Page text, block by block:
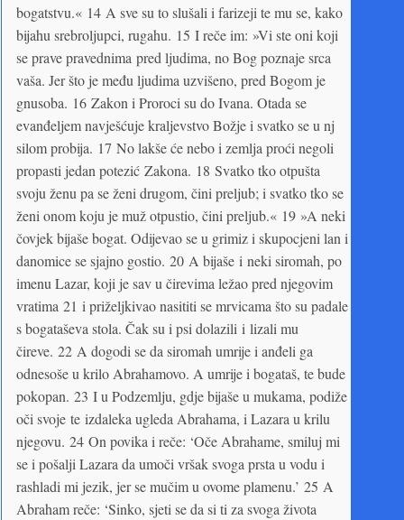
bogatstvu.« 14 A sve su to slušali i farizeji te mu se, kako
bijahu srebroljupci, rugahu. 15 I reče im: »Vi ste oni koji
se prave pravednima pred ljudima, no Bog poznaje srca
vaša. Jer što je među ljudima uzvišeno, pred Bogom je
gnusoba. 16 Zakon i Proroci su do Ivana. Otada se
evanđeljem navješćuje kraljevstvo Božje i svatko se u nj
silom probija. 17 No lakše će nebo i zemlja proći negoli
propasti jedan potezić Zakona. 18 Svatko tko otpušta
svoju ženu pa se ženi drugom, čini preljub; i svatko tko se
ženi onom koju je muž otpustio, čini preljub.« 19 »A neki
čovjek bijaše bogat. Odijevao se u grimiz i skupocjeni lan i
danomice se sjajno gostio. 20 A bijaše i neki siromah, po
imenu Lazar, koji je sav u čirevima ležao pred njegovim
vratima 21 i priželjkivao nasititi se mrvicama što su padale
s bogataševa stola. Čak su i psi dolazili i lizali mu
čireve. 22 A dogodi se da siromah umrije i anđeli ga
odnesoše u krilo Abrahamovo. A umrije i bogataš, te bude
pokopan. 23 I u Podzemlju, gdje bijaše u mukama, podiže
oči svoje te izdaleka ugleda Abrahama, i Lazara u krilu
njegovu. 24 On povika i reče: ‘Oče Abrahame, smiluj mi
se i pošalji Lazara da umoči vršak svoga prsta u vodu i
rashladi mi jezik, jer se mučim u ovome plamenu.’ 25 A
Abraham reče: ‘Sinko, sjeti se da si ti za svoga života